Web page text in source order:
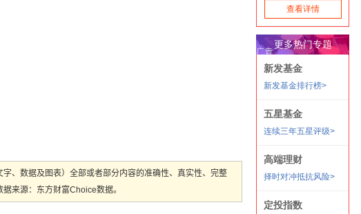
、数据及图表）全部或者部分内容的准确性、真实性、完整
来源：东方财富Choice数据。